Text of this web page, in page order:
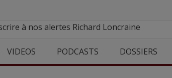
à nos alertes Richard Loncraine
VIDEOS PODCASTS DOSSIERS